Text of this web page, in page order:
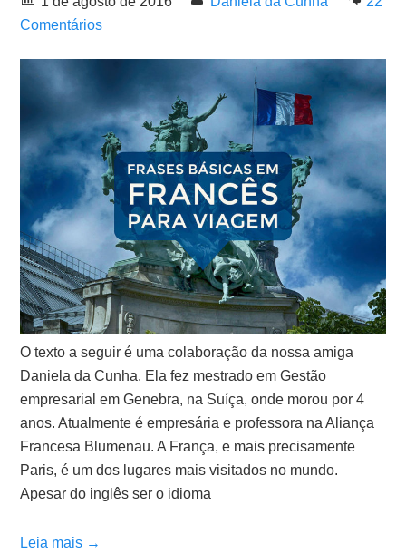
Comentários
O texto a seguir é uma colaboração da nossa amiga
Daniela da Cunha. Ela fez mestrado em Gestão
empresarial em Genebra, na Suíça, onde morou por 4
anos. Atualmente é empresária e professora na Aliança
Francesa Blumenau. A França, e mais precisamente
Paris, é um dos lugares mais visitados no mundo.
Apesar do inglês ser o idioma
Leia mais →